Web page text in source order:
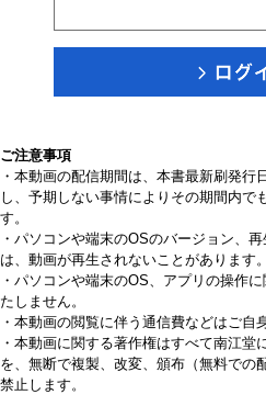
ご注意事項
・本動画の配信期間は、本書最新刷発
し、予期しない事情によりその期間内で
す。
・パソコンや端末のOSのバージョン、
は、動画が再生されないことがあります。
・パソコンや端末のOS、アプリの操作
たしません。
・本動画の閲覧に伴う通信費などはご自
・本動画に関する著作権はすべて南江
を、無断で複製、改変、頒布（無料での
禁止します。